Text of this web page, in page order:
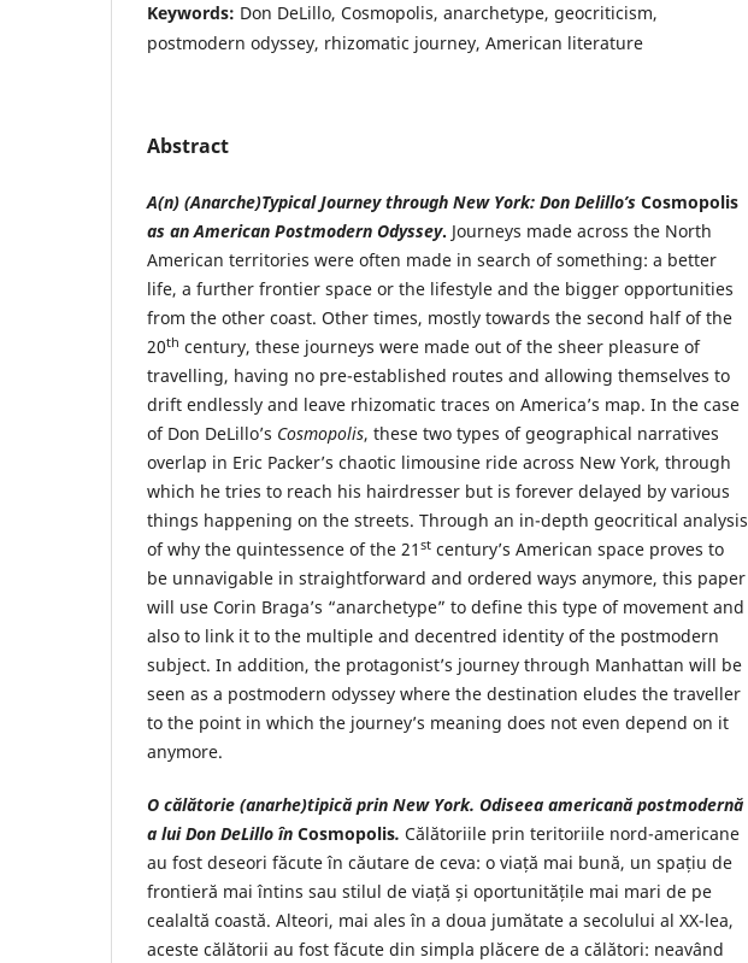
Keywords: Don DeLillo, Cosmopolis, anarchetype, geocriticism,
postmodern odyssey, rhizomatic journey, American literature
Abstract
A(n) (Anarche)Typical Journey through New York: Don Delillo’s Cosmopolis
as an American Postmodern Odyssey. Journeys made across the North
American territories were often made in search of something: a better
life, a further frontier space or the lifestyle and the bigger opportunities
from the other coast. Other times, mostly towards the second half of the
20th century, these journeys were made out of the sheer pleasure of
travelling, having no pre-established routes and allowing themselves to
drift endlessly and leave rhizomatic traces on America’s map. In the case
of Don DeLillo’s Cosmopolis, these two types of geographical narratives
overlap in Eric Packer’s chaotic limousine ride across New York, through
which he tries to reach his hairdresser but is forever delayed by various
things happening on the streets. Through an in-depth geocritical analysis
of why the quintessence of the 21 st century’s American space proves to
be unnavigable in straightforward and ordered ways anymore, this paper
will use Corin Braga’s “anarchetype” to define this type of movement and
also to link it to the multiple and decentred identity of the postmodern
subject. In addition, the protagonist’s journey through Manhattan will be
seen as a postmodern odyssey where the destination eludes the traveller
to the point in which the journey’s meaning does not even depend on it
anymore.
O călătorie (anarhe)tipică prin New York. Odiseea americană postmodernă
a lui Don DeLillo în Cosmopolis. Călătoriile prin teritoriile nord-americane
au fost deseori făcute în căutare de ceva: o viață mai bună, un spațiu de
frontieră mai întins sau stilul de viață și oportunitățile mai mari de pe
cealaltă coastă. Alteori, mai ales în a doua jumătate a secolului al XX-lea,
aceste călătorii au fost făcute din simpla plăcere de a călători: neavând